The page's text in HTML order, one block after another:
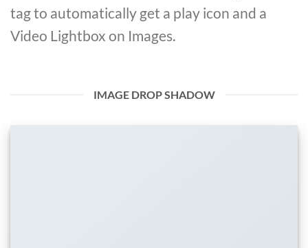
tag to automatically get a play icon and a
Video Lightbox on Images.
IMAGE DROP SHADOW